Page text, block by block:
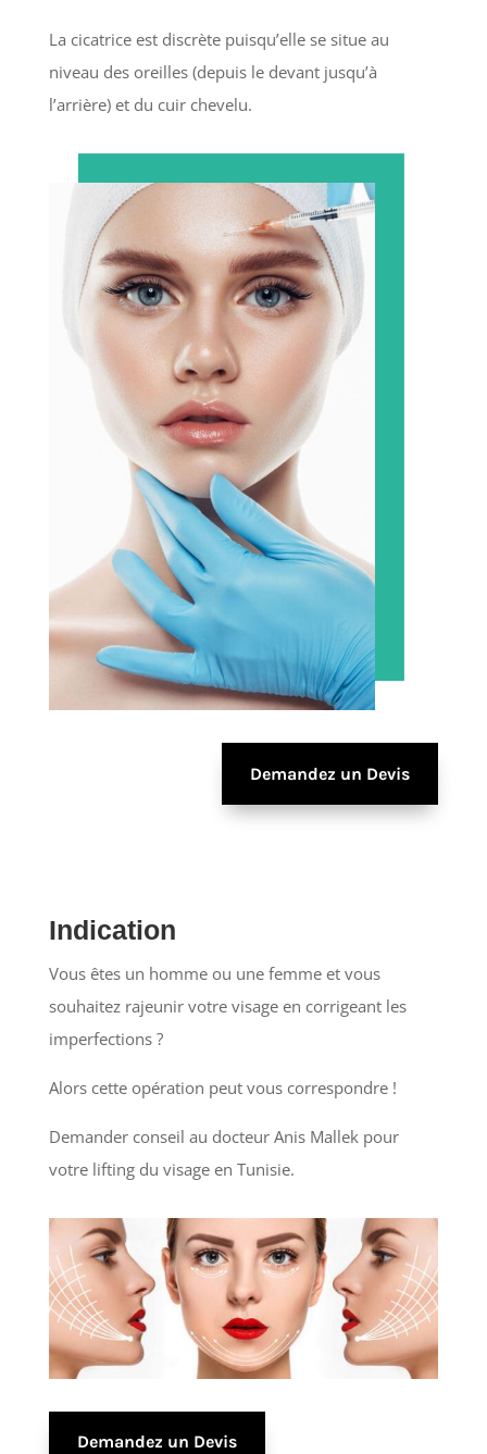
La cicatrice est discrète puisqu’elle se situe au
niveau des oreilles (depuis le devant jusqu’à
l’arrière) et du cuir chevelu.
Demandez un Devis
Indication
Vous êtes un homme ou une femme et vous
souhaitez rajeunir votre visage en corrigeant les
imperfections ?
Alors cette opération peut vous correspondre !
Demander conseil au docteur Anis Mallek pour
votre lifting du visage en Tunisie.
Demandez un Devis